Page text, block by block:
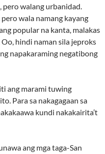
walang urbanidad.
wala namang kayang
popular na kanta, malakas
hindi naman sila jeproks
napakaraming negatibong
ang marami tuwing
Para sa nakagagaan sa
kundi nakakairita’t
ang mga taga-San